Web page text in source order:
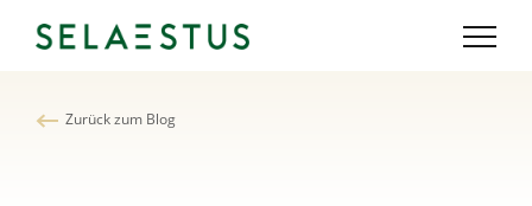
Zurück zum Blog